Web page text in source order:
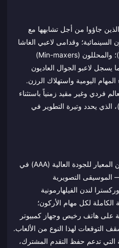
جاؤوا من أجل تشابهها مع
وقدامى لاعبي الغاشا
يسعون لبناء شخصيات كاملة (C6)؛ والمحللون (Min-maxers)
يسجل لاعبو الجوال العاديون
اليومية واستهلاك الرزن.
فردي وغير مقيد زمنياً باستثناء
"الرزن الأصلي" (Original Resin)، الذي يحدد وتيرة التطوير في
لماذا يهتم الناس بها؟ وضعت قنشن المعيار للجودة العالية (AAA) في
— الموسيقى التصويرية
لندن الفيلهارمونية
الكاملة لكل مهام الأركون؛
على هاتف رخيص وجهاز كمبيوتر
لهذا النوع من الألعاب.
التي تدعم حفظ التقدم المشترك،